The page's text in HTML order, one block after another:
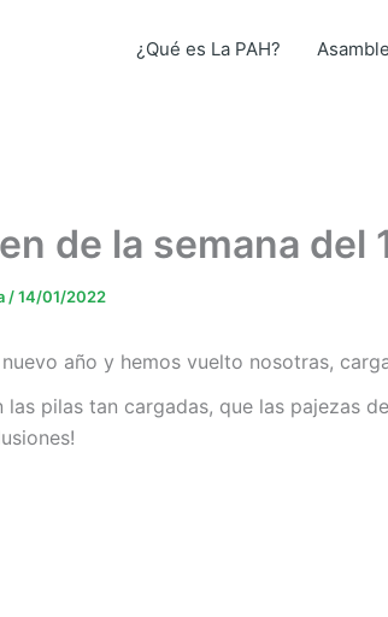
¿Qué es La PAH?
de la semana del
/14/01/2022
nuevo año y hemos vuelto nosotras,
las pilas tan cargadas, que las pajezas